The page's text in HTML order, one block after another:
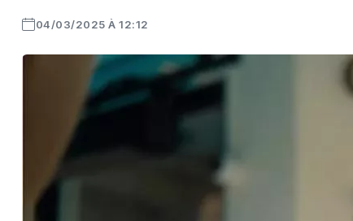
04/03/2025 À 12:12